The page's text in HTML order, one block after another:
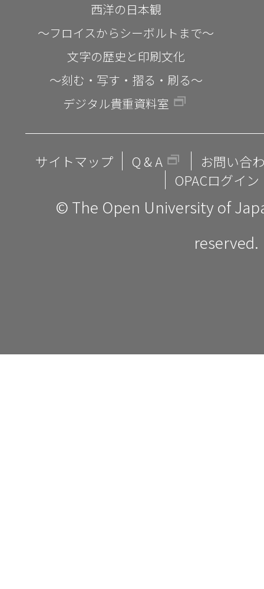
西洋の日本観
～フロイスからシーボルトまで～
文字の歴史と印刷文化
～刻む・写す・摺る・刷る～
デジタル貴重資料室
サイトマップ Q & A
お問い合
OPACログイン
© The Open University of
reserved.